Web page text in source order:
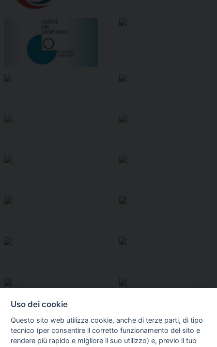
Uso dei cookie
Questo sito web utilizza cookie, anche di terze parti, di tipo
tecnico (per consentire il corretto funzionamento del sito e
rendere più rapido e migliore il suo utilizzo) e, previo il tuo